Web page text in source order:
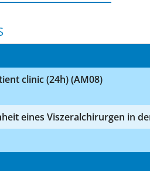
clinic (24h) (AM08)
eines Viszeralchirurgen in